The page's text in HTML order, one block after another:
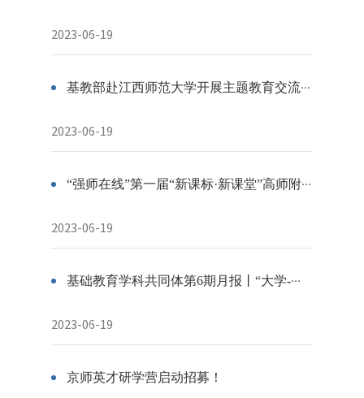
2023-06-19
基教部赴江西师范大学开展主题教育交流调研
2023-06-19
“强师在线”第一届“新课标·新课堂”高师附校公开课系列公益活动上线开播！
2023-06-19
基础教育学科共同体第6期月报丨“大学-附校”学科一体化
2023-06-19
京师英才研学营启动招募！